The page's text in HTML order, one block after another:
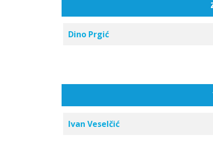
Dino Prgić
Ivan Veselčić